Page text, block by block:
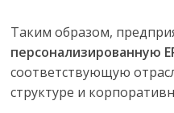
Таким образом,
персонализированную
соответствующую
структуре и